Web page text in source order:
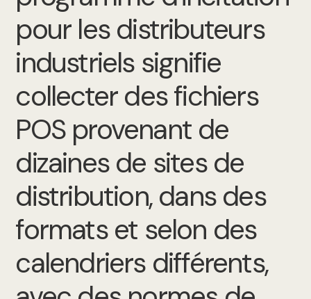
pour les distributeurs
industriels signifie
collecter des fichiers
POS provenant de
dizaines de sites de
distribution, dans des
formats et selon des
calendriers différents,